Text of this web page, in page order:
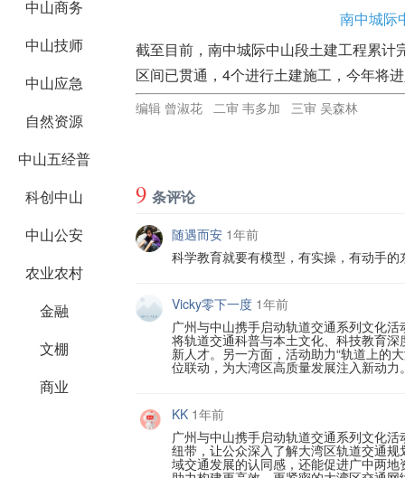
中山商务
中山技师
中山应急
自然资源
中山五经普
科创中山
中山公安
农业农村
金融
文棚
商业
南中城际
截至目前，南中城际中山段土建工程累
区间已贯通，4个进行土建施工，今年将
编辑 曾淑花 二审 韦多加 三审 吴森林
9 条评论
随遇而安 1年前
科学教育就要有模型，有实操，有动手
Vicky零下一度 1年前
广州与中山携手启动轨道交通系列文化
将轨道交通科普与本土文化、科技教育
新人才。另一方面，活动助力“轨道上的
位联动，为大湾区高质量发展注入新动力
KK 1年前
广州与中山携手启动轨道交通系列文化
纽带，让公众深入了解大湾区轨道交通
域交通发展的认同感，还能促进广中两